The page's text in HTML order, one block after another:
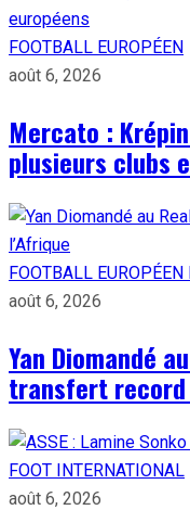
FOOTBALL EUROPÉEN
août 6, 2026
Mercato :
plusieurs clubs
FOOTBALL EUROPÉEN
août 6, 2026
Yan Diomandé
transfert record
FOOT INTERNATIONAL
août 6, 2026